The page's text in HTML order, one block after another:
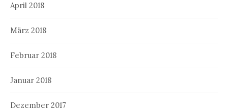
April 2018
März 2018
Februar 2018
Januar 2018
Dezember 2017